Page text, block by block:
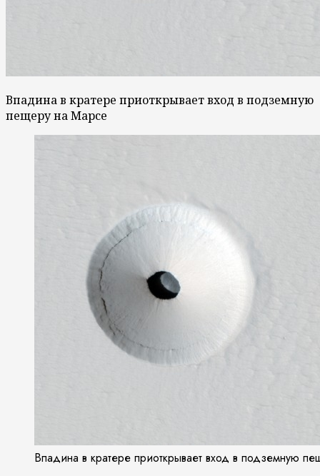
Впадина в кратере приоткрывает вход в подземную
пещеру на Марсе
Впадина в кратере приоткрывает вход в подземную